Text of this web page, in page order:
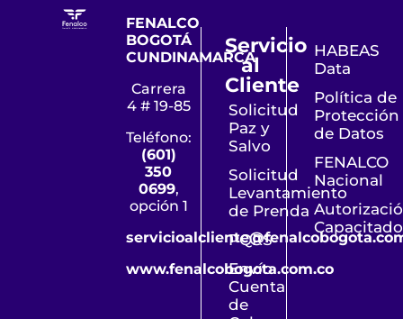
FENALCO
BOGOTÁ
CUNDINAMARCA
Carrera
4 # 19-85
Teléfono:
(601)
350
0699,
opción 1
www.fenalcobogota.com.co
Servicio
al
Cliente
Solicitud
Paz y
Salvo
Solicitud
Levantamiento
de Prenda
PQRS
Envío
Cuenta
de
HABEAS
Data
Política de
Protección
de Datos
FENALCO
Nacional